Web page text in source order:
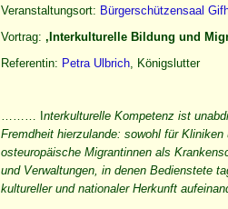
Veranstaltungsort: Bürgerschützensaal
Vortrag: ‚Interkulturelle Bildung und
Referentin: Petra Ulbrich, Königslutter
……… I nterkulturelle Kompetenz ist
Fremdheit hierzulande: sowohl für
osteuropäische Migrantinnen als
und Verwaltungen, in denen Bedienstete
kultureller und nationaler Herkunft